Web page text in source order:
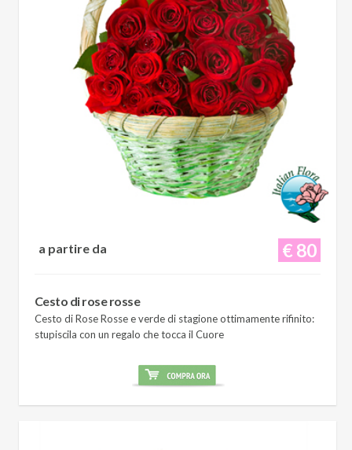
€ 80
a partire da
Cesto di rose rosse
Cesto di Rose Rosse e verde di stagione ottimamente rifinito:
stupiscila con un regalo che tocca il Cuore